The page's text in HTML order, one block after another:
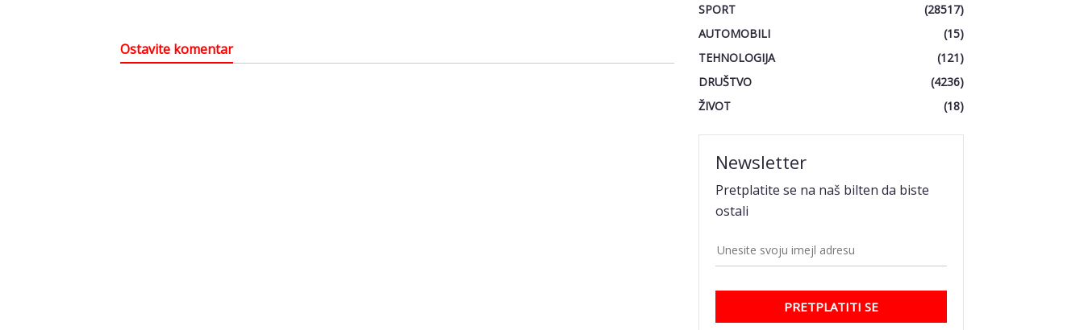
Ostavite komentar
SPORT
(28517)
AUTOMOBILI
(15)
TEHNOLOGIJA
(121)
DRUŠTVO
(4236)
ŽIVOT
(18)
Newsletter
Pretplatite se na naš bilten da biste
ostali
PRETPLATITI SE